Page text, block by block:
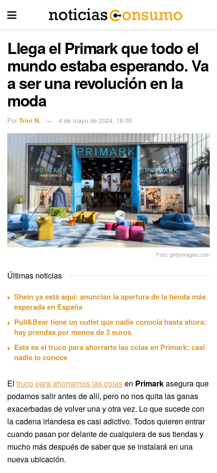
Llega el Primark que todo el
mundo estaba esperando. Va
a ser una revolución en la
moda
Por Trini N. 4 de mayo de 2024, 18:00
Foto: gettyimages.com
Últimas noticias
Shein ya está aquí: anuncian la apertura de la tienda más
esperada en España
Pull&Bear tiene un outlet que nadie conocía hasta ahora:
hay prendas por menos de 2 euros
Este es el truco para ahorrarte las colas en Primark: casi
nadie lo conoce
El truco para ahorrarnos las colasen Primarkasegura que
podamos salir antes de allí, pero no nos quita las ganas
exacerbadas de volver una y otra vez. Lo que sucede con
la cadena irlandesa es casi adictivo. Todos quieren entrar
cuando pasan por delante de cualquiera de sus tiendas y
mucho más después de saber que se instalará en una
nueva ubicación.